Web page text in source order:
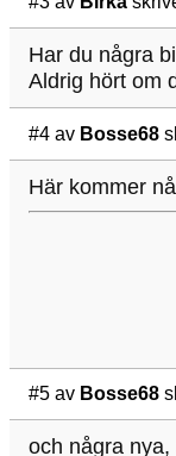
Har du några
Aldrig hört om
#4 av Bosse68
Här kommer
#5 av Bosse68
och några